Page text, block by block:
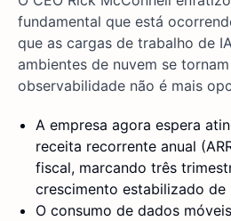
fundamental que está
que as cargas de trabalho de
ambientes de nuvem se
observabilidade não é mais
A empresa agora espera
receita recorrente anual
fiscal, marcando três
crescimento estabilizado de
O consumo de dados